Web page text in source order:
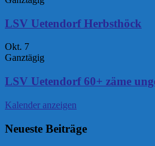
LSV Uetendorf Herbsthöck
Okt. 7
Ganztägig
LSV Uetendorf 60+ zäme
Kalender anzeigen
Neueste Beiträge